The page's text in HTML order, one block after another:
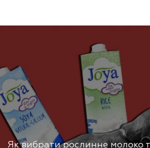
Як вибрати рослинне молоко